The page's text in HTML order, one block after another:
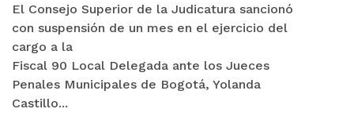
El Consejo Superior de la Judicatura sancionó
con suspensión de un mes en el ejercicio del
cargo a la
Fiscal 90 Local Delegada ante los Jueces
Penales Municipales de Bogotá, Yolanda
Castillo...